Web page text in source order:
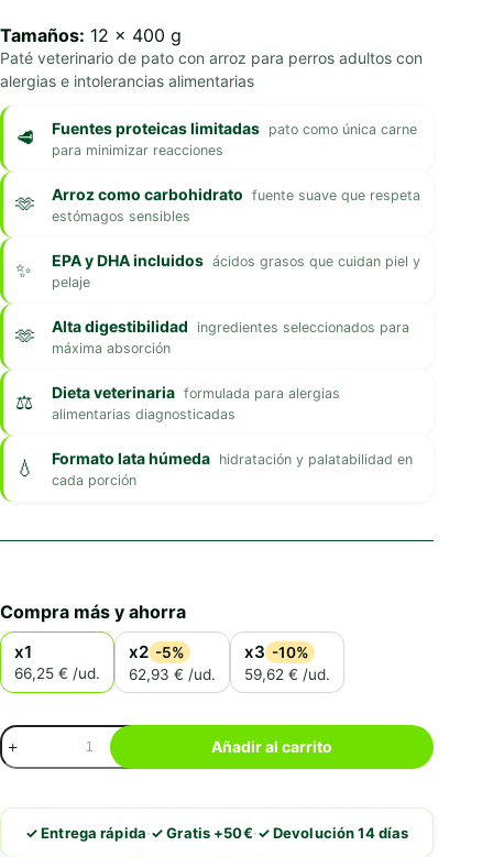
Tamaños: 12 x 400 g
Paté veterinario de pato con arroz para perros adultos con
alergias e intolerancias alimentarias
Fuentes proteicas limitadas pato como única carne
para minimizar reacciones
Arroz como carbohidrato fuente suave que respeta
estómagos sensibles
EPA y DHA incluidos ácidos grasos que cuidan piel y
pelaje
Alta digestibilidad
ingredientes seleccionados para
máxima absorción
Dieta veterinaria formulada para alergias
alimentarias diagnosticadas
Formato lata húmeda hidratación y palatabilidad en
cada porción
Compra más y ahorra
x1
66,25 € /ud.
x2 -5%
62,93 € /ud.
x3 -10%
59,62 € /ud.
Royal
Canin
Sensitivity
(Pato
Con
Añadir al carrito
✓ Entrega rápida·✓ Gratis +50€·✓ Devolución 14 días